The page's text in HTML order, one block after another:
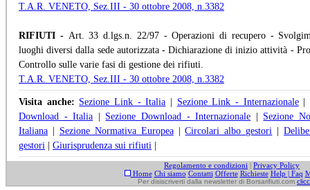
T.A.R. VENETO, Sez.III - 30 ottobre 2008, n.3382
RIFIUTI - Art. 33 d.lgs.n. 22/97 - Operazioni di recupero -
luoghi diversi dalla sede autorizzata - Dichiarazione di inizio attività -
Controllo sulle varie fasi di gestione dei rifiuti.
T.A.R. VENETO, Sez.III - 30 ottobre 2008, n.3382
Visita anche: Sezione Link - Italia | Sezione Link - Internazionale|
Download - Italia | Sezione Download - Internazionale | Sezione
Italiana | Sezione Normativa Europea|Circolari albo gestori |
gestori | Giurisprudenza sui rifiuti |
Regolamento e condizioni | Privacy Policy
Home Chi siamo Contatti Offerte Richieste Help | Faq
Per disiscriverti dalla newsletter di Borsarifiuti.com